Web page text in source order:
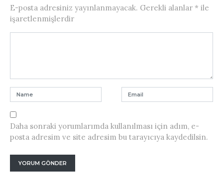
E-posta adresiniz yayınlanmayacak. Gerekli alanlar * ile
işaretlenmişlerdir
Daha sonraki yorumlarımda kullanılması için adım, e-
posta adresim ve site adresim bu tarayıcıya kaydedilsin.